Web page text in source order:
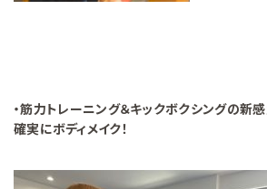
・筋力トレーニング＆キックボクシングの新
確実にボディメイク！